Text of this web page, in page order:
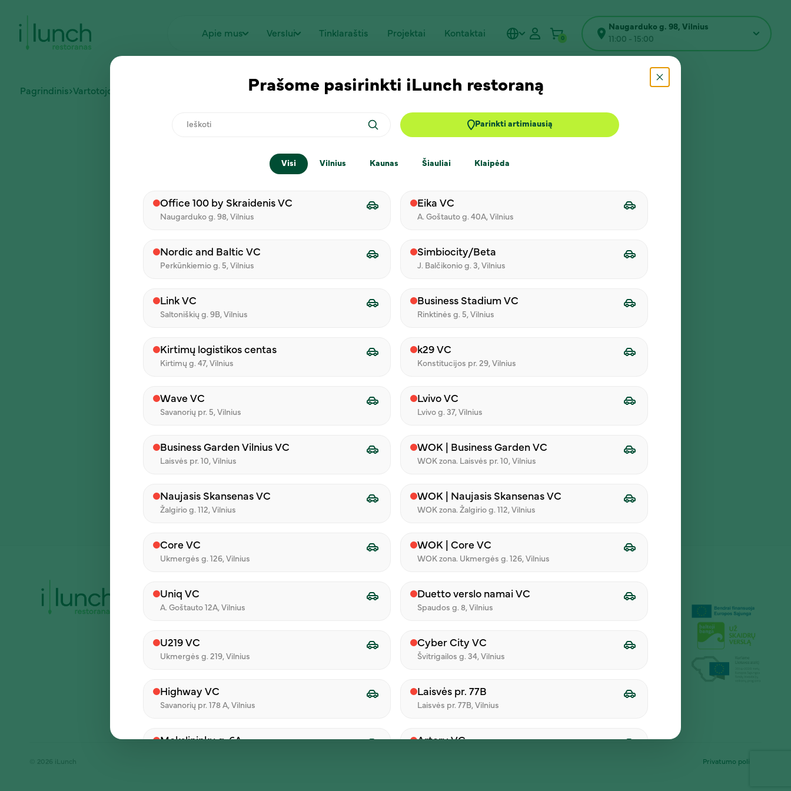
Apie mus Verslui Tinklaraštis Projektai Kontaktai 0
Naugarduko g. 98, Vilnius
11:00 - 15:00
Pagrindinis Vartotojo zona
Registruotis per Facebook
El. paštas
Registruojasi įmonė
Telefono numeris
sąlygomis
Apie mus
pasiūlymai
Karjera
Tinklaraštis
+370 640 60423
Vilnius
I - V 8:00 - 17:00
© 2026 iLunch Privatumo politika
Prašome pasirinkti iLunch restoraną
Ieškoti
Parinkti artimiausią
Visi Vilnius Kaunas Šiauliai Klaipėda
Office 100 by Skraidenis VC
Naugarduko g. 98, Vilnius
Eika VC
A. Goštauto g. 40A, Vilnius
Nordic and Baltic VC
Perkūnkiemio g. 5, Vilnius
Simbiocity/Beta
J. Balčikonio g. 3, Vilnius
Link VC
Saltoniškių g. 9B, Vilnius
Business Stadium VC
Rinktinės g. 5, Vilnius
Kirtimų logistikos centas
Kirtimų g. 47, Vilnius
k29 VC
Konstitucijos pr. 29, Vilnius
Wave VC
Savanorių pr. 5, Vilnius
Lvivo VC
Lvivo g. 37, Vilnius
Business Garden Vilnius VC
Laisvės pr. 10, Vilnius
WOK | Business Garden VC
WOK zona. Laisvės pr. 10, Vilnius
Naujasis Skansenas VC
Žalgirio g. 112, Vilnius
WOK | Naujasis Skansenas VC
WOK zona. Žalgirio g. 112, Vilnius
Core VC
Ukmergės g. 126, Vilnius
WOK | Core VC
WOK zona. Ukmergės g. 126, Vilnius
Uniq VC
A. Goštauto 12A, Vilnius
Duetto verslo namai VC
Spaudos g. 8, Vilnius
U219 VC
Ukmergės g. 219, Vilnius
Cyber City VC
Švitrigailos g. 34, Vilnius
Highway VC
Savanorių pr. 178 A, Vilnius
Laisvės pr. 77B
Laisvės pr. 77B, Vilnius
Mokslininkų g. 6A Artery VC